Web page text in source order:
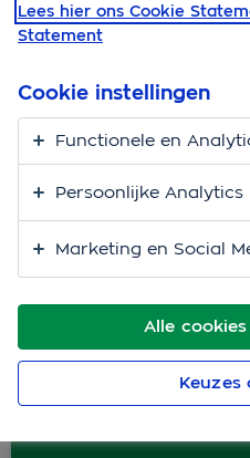
met je meegroeit. Met de
daarom je aanvullende
tussentijds wijzigen. Je
verzekering uitbreiden of
Heb je nog geen
Je kunt de
het jaar een aanvullende
kan pas per 1 januari van
dan uiterlijk 31 december
Lees hier ons Cookie
Statement
Alle
Cookie instellingen
Functionele en
Persoonlijke Analytics
Marketing en Social
Keuzes